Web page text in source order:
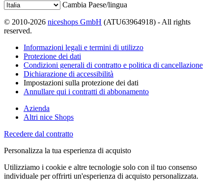
Cambia Paese/lingua
© 2010-2026 niceshops GmbH (ATU63964918) - All rights
reserved.
Informazioni legali e termini di utilizzo
Protezione dei dati
Condizioni generali di contratto e politica di cancellazione
Dichiarazione di accessibilità
Impostazioni sulla protezione dei dati
Annullare qui i contratti di abbonamento
Azienda
Altri nice Shops
Recedere dal contratto
Personalizza la tua esperienza di acquisto
Utilizziamo i cookie e altre tecnologie solo con il tuo consenso
individuale per offrirti un'esperienza di acquisto personalizzata.